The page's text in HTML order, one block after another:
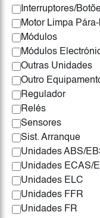
Interruptores/
Motor Limpa
Módulos
Módulos
Outras Unidades
Outro
Regulador
Relés
Sensores
Sist. Arranque
Unidades ABS/
Unidades ECAS/
Unidades ELC
Unidades FFR
Unidades FR